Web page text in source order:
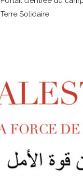
Terre Solidaire